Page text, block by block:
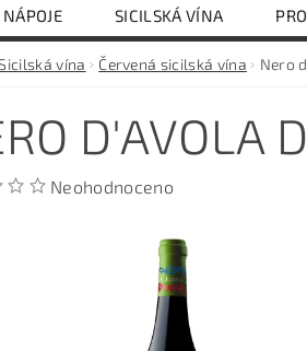
SICILSKÁ VÍNA
OCET TĚSTOVINY
vína Červená sicilská vína Nero
D'AVOLA
Neohodnoceno